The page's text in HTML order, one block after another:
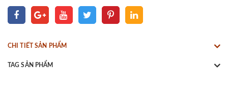
CHI TIẾT SẢN PHẨM
TAG SẢN PHẨM